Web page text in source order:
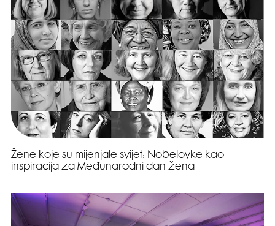
Žene koje su mijenjale svijet: Nobelovke kao
inspiracija za Međunarodni dan žena